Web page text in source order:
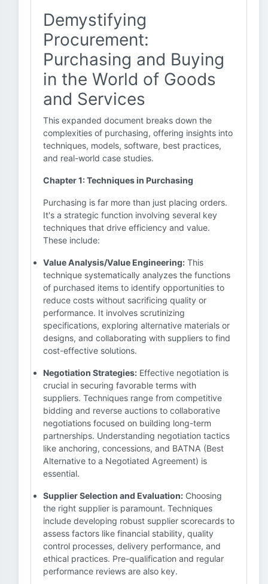
Demystifying
Procurement:
Purchasing and Buying
in the World of Goods
and Services
This expanded document breaks down the
complexities of purchasing, offering insights into
techniques, models, software, best practices,
and real-world case studies.
Chapter 1: Techniques in Purchasing
Purchasing is far more than just placing orders.
It's a strategic function involving several key
techniques that drive efficiency and value.
These include:
Value Analysis/Value Engineering: This
technique systematically analyzes the functions
of purchased items to identify opportunities to
reduce costs without sacrificing quality or
performance. It involves scrutinizing
specifications, exploring alternative materials or
designs, and collaborating with suppliers to find
cost-effective solutions.
Negotiation Strategies: Effective negotiation is
crucial in securing favorable terms with
suppliers. Techniques range from competitive
bidding and reverse auctions to collaborative
negotiations focused on building long-term
partnerships. Understanding negotiation tactics
like anchoring, concessions, and BATNA (Best
Alternative to a Negotiated Agreement) is
essential.
Supplier Selection and Evaluation: Choosing
the right supplier is paramount. Techniques
include developing robust supplier scorecards to
assess factors like financial stability, quality
control processes, delivery performance, and
ethical practices. Pre-qualification and regular
performance reviews are also key.